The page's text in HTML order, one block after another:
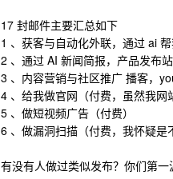
17 封邮件主要汇总如下
1 、获客与自动化外联，通过 ai
2 、通过 AI 新闻简报，产品发布
3 、内容营销与社区推广 播客，
4 、给我做官网（付费，虽然我网
5 、做短视频广告（付费）
6 、做漏洞扫描（付费，我怀疑是
有没有人做过类似发布？你们第